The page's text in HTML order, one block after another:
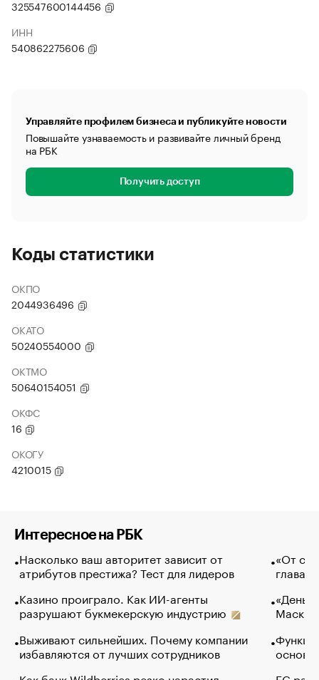
325547600144456
ИНН
540862275606
Управляйте профилем бизнеса и публикуйте новости
Повышайте узнаваемость и развивайте личный бренд
на РБК
Получить доступ
Коды статистики
ОКПО
2044936496
ОКАТО
50240554000
ОКТМО
50640154051
ОКФС
16
ОКОГУ
4210015
Интересное на РБК
Насколько ваш авторитет зависит от
атрибутов престижа? Тест для лидеров
Казино проиграло. Как ИИ-агенты
разрушают букмекерскую индустрию
Выживают сильнейших. Почему компании
избавляются от лучших сотрудников
«От
глава
Маск в
основ